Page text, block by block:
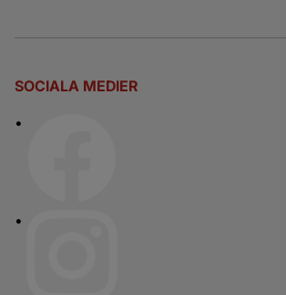
SOCIALA MEDIER